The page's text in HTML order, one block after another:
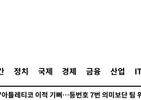
정치 국제 경제 금융 산업
상승 마감…S&P 0.6% 나스닥 1.3%↑
민석, 與 전대 당원투표 누적 득표율 45.42%로
틀레티코 이적 기뻐…등번호 7번 의미보단 팀